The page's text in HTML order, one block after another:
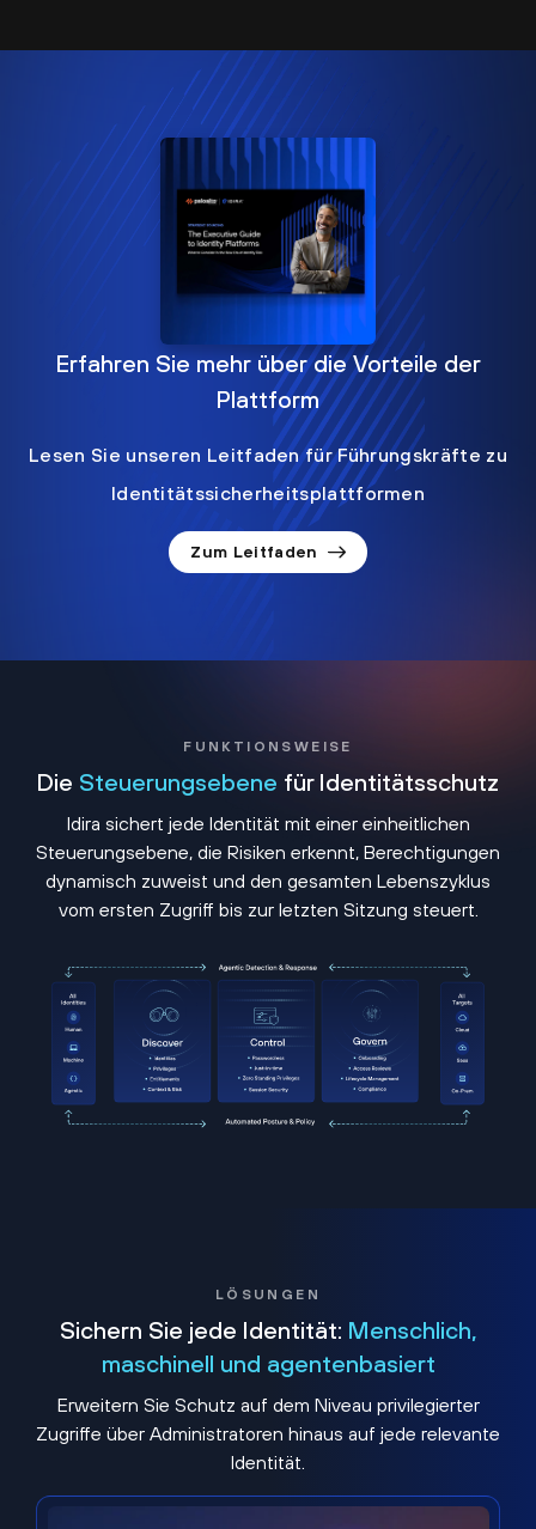
Erfahren Sie mehr über die Vorteile der
Plattform
Lesen Sie unseren Leitfaden für Führungskräfte zu
Identitätssicherheitsplattformen
Zum Leitfaden
FUNKTIONSWEISE
Die Steuerungsebene für Identitätsschutz
Idira sichert jede Identität mit einer einheitlichen
Steuerungsebene, die Risiken erkennt, Berechtigungen
dynamisch zuweist und den gesamten Lebenszyklus
vom ersten Zugriff bis zur letzten Sitzung steuert.
LÖSUNGEN
Sichern Sie jede Identität: Menschlich,
maschinell und agentenbasiert
Erweitern Sie Schutz auf dem Niveau privilegierter
Zugriffe über Administratoren hinaus auf jede relevante
Identität.